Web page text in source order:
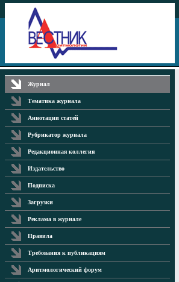
Журнал
Тематика журнала
Аннотации статей
Рубрикатор журнала
Редакционная коллегия
Издательство
Подписка
Загрузки
Реклама в журнале
Правила
Требования к публикациям
Аритмологический форум